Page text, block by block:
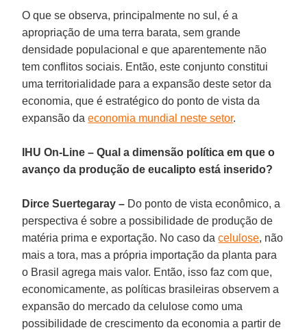
O que se observa, principalmente no sul, é a
apropriação de uma terra barata, sem grande
densidade populacional e que aparentemente não
tem conflitos sociais. Então, este conjunto constitui
uma territorialidade para a expansão deste setor da
economia, que é estratégico do ponto de vista da
expansão daeconomia mundial neste setor.
IHU On-Line – Qual a dimensão política em que o
avanço da produção de eucalipto está inserido?
Dirce Suertegaray – Do ponto de vista econômico, a
perspectiva é sobre a possibilidade de produção de
matéria prima e exportação. No caso dacelulose, não
mais a tora, mas a própria importação da planta para
o Brasil agrega mais valor. Então, isso faz com que,
economicamente, as políticas brasileiras observem a
expansão do mercado da celulose como uma
possibilidade de crescimento da economia a partir de